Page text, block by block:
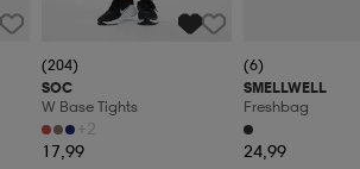
(204)
SOC
W Base Tights
+2
17,99
(6)
SMELLWELL
Freshbag
24,99